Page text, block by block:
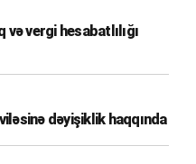
və vergi hesabatlılığı
dəyişiklik haqqında